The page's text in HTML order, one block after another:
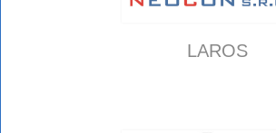
LAROS